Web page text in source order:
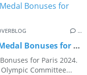
…
Portuguese Olympic Committee Medal Bonuses for Paris 2024
for Paris 2024.
Committee...